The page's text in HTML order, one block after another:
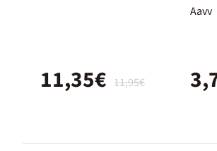
11,95€
11,35€
Aavv